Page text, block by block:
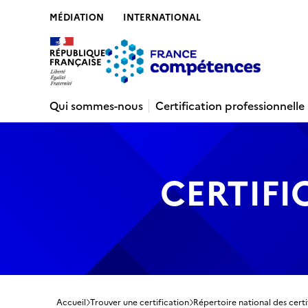
MÉDIATION INTERNATIONAL
Qui sommes-nous
Certification professionnelle
Accueil Trouver une certification Répertoire national des